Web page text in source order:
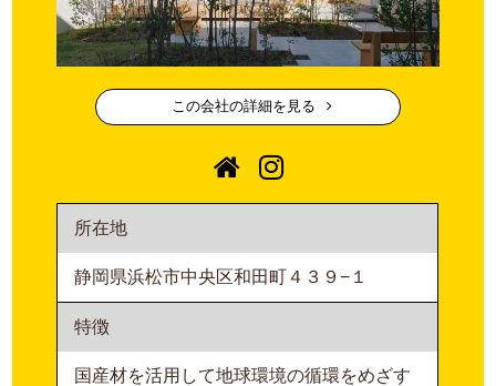
この会社の詳細を見る
所在地
静岡県浜松市中央区和田町４３９−１
特徴
国産材を活用して地球環境の循環をめざす